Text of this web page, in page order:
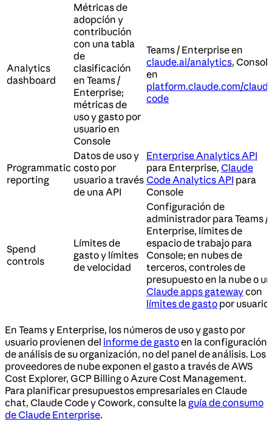
Analytics
dashboard
Métricas de
adopción y
contribución
con una tabla
de
clasificación
en Teams /
Enterprise;
métricas de
uso y gasto por
usuario en
Console
Teams / Enterprise en
claude.ai/analytics,
en
platform.claude.com/
code
Programmatic
reporting
Datos de uso y
costo por
usuario a través
de una API
Enterprise Analytics API
para Enterprise, Claude
Code Analytics API para
Console
Spend
controls
Límites de
gasto y límites
de velocidad
Configuración de
administrador para Teams /
Enterprise, límites de
espacio de trabajo para
Console; en nubes de
terceros, controles de
presupuesto en la nube o
Claude apps gatewaycon
límites de gasto por usuario
En Teams y Enterprise, los números de uso y gasto por
usuario provienen del informe de gastoen la configuración
de análisis de su organización, no del panel de análisis. Los
proveedores de nube exponen el gasto a través de AWS
Cost Explorer, GCP Billing o Azure Cost Management.
Para planificar presupuestos empresariales en Claude
chat, Claude Code y Cowork, consulte la guía de consumo
de Claude Enterprise.